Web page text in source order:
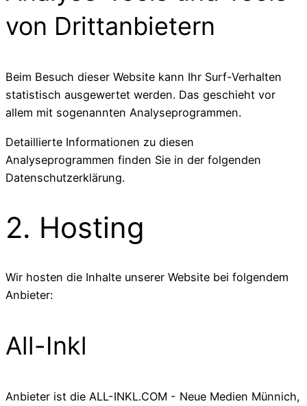
von Dritt­anbietern
Beim Besuch dieser Website kann Ihr Surf-Verhalten
statistisch ausgewertet werden. Das geschieht vor
allem mit sogenannten Analyseprogrammen.
Detaillierte Informationen zu diesen
Analyseprogrammen finden Sie in der folgenden
Datenschutzerklärung.
2. Hosting
Wir hosten die Inhalte unserer Website bei folgendem
Anbieter:
All-Inkl
Anbieter ist die ALL-INKL.COM - Neue Medien Münnich,